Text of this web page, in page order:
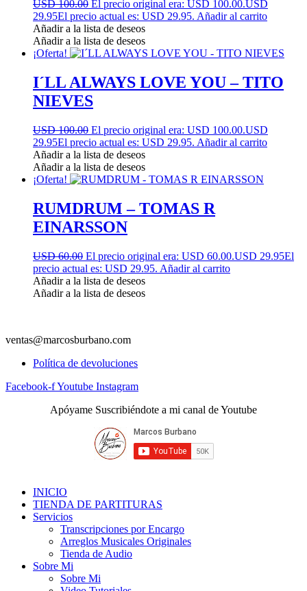
USD 100.00 El precio original era: USD 100.00.USD
29.95El precio actual es: USD 29.95. Añadir al carrito
Añadir a la lista de deseos
Añadir a la lista de deseos
¡Oferta!
I´LL ALWAYS LOVE YOU – TITO
NIEVES
USD 100.00 El precio original era: USD 100.00.USD
29.95El precio actual es: USD 29.95. Añadir al carrito
Añadir a la lista de deseos
Añadir a la lista de deseos
¡Oferta!
RUMDRUM – TOMAS R
EINARSSON
USD 60.00 El precio original era: USD 60.00.USD 29.95El
precio actual es: USD 29.95. Añadir al carrito
Añadir a la lista de deseos
Añadir a la lista de deseos
ventas@marcosburbano.com
Política de devoluciones
Facebook-fYoutube Instagram
Apóyame Suscribiéndote a mi canal de Youtube
INICIO
TIENDA DE PARTITURAS
Servicios
Transcripciones por Encargo
Arreglos Musicales Originales
Tienda de Audio
Sobre Mi
Sobre Mi